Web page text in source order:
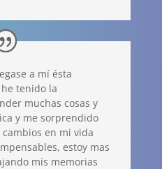
a mí ésta
tenido la
muchas cosas y
y me sorprendido
en mi vida
estoy mas
mis memorias